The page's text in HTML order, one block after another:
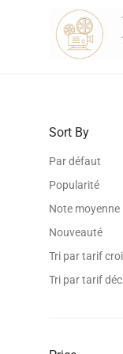
Sort By
Par défaut
Popularité
Note moyenne
Nouveauté
Tri par tarif
Tri par tarif